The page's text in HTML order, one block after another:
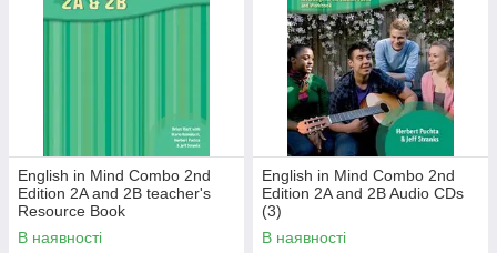
English in Mind Combo 2nd
Edition 2A and 2B teacher's
Resource Book
В наявності
English in Mind Combo 2nd
Edition 2A and 2B Audio CDs
(3)
В наявності